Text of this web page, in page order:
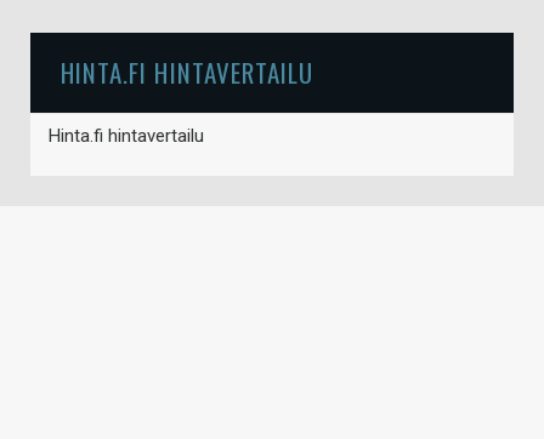
HINTA.FI HINTAVERTAILU
Hinta.fi hintavertailu